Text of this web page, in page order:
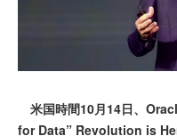
米国時間10月14日、
for Data” Revolution is